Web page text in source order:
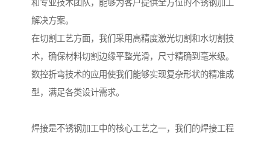
和专业技术团队，能够为客户提供全方位的不锈钢加工
解决方案。
在切割工艺方面，我们采用高精度激光切割和水切割技
术，确保材料切割边缘平整光滑，尺寸精确到毫米级。
数控折弯技术的应用使我们能够实现复杂形状的精准成
型，满足各类设计需求。
焊接是不锈钢加工中的核心工艺之一，我们的焊接工程